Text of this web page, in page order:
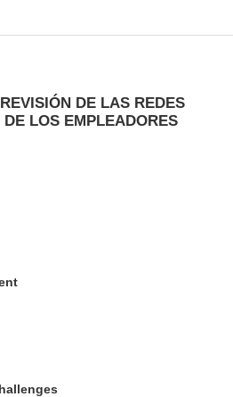
DE LAS REDES
LOS EMPLEADORES